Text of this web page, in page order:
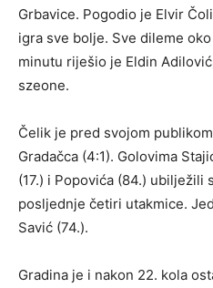
Grbavice. Pogodio je Elvir
igra sve bolje. Sve dileme
minutu riješio je Eldin
szeone.
Čelik je pred svojom
Gradačca (4:1). Golovima
(17.) i Popovića (84.)
posljednje četiri utakmice.
Savić (74.).
Gradina je i nakon 22. kola